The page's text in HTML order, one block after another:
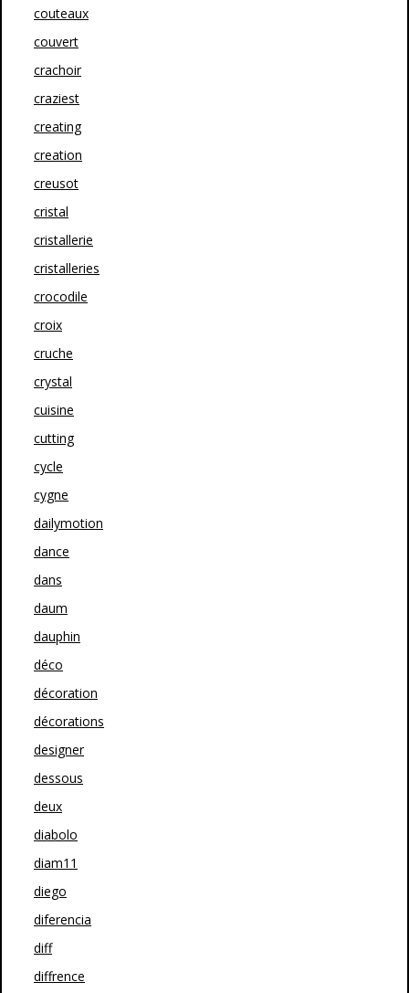
couteaux
couvert
crachoir
craziest
creating
creation
creusot
cristal
cristallerie
cristalleries
crocodile
croix
cruche
crystal
cuisine
cutting
cycle
cygne
dailymotion
dance
dans
daum
dauphin
déco
décoration
décorations
designer
dessous
deux
diabolo
diam11
diego
diferencia
diff
diffrence